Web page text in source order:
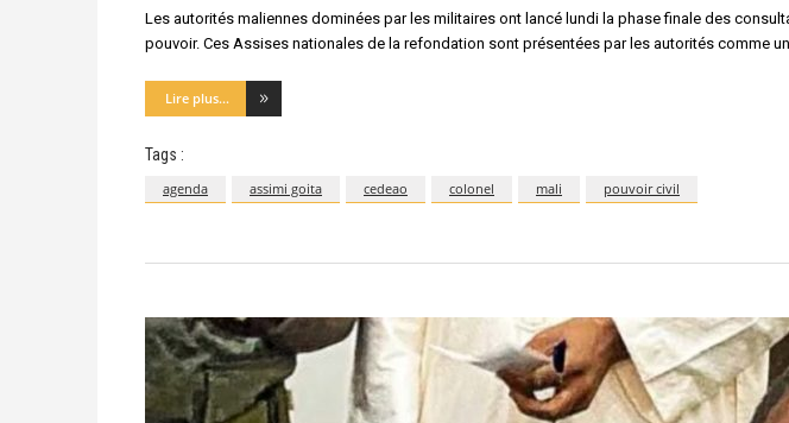
Les autorités maliennes dominées par les militaires ont lancé lundi la phase finale des
pouvoir. Ces Assises nationales de la refondation sont présentées par les autorités comme
Lire plus...
Tags :
agenda assimi goita cedeao colonel mali pouvoir civil